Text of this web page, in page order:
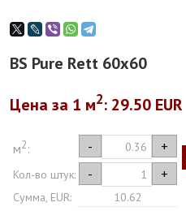
BS Pure Rett 60x60
Цена за 1 м2: 29.50 EUR
м2: - +
Кол-во штук: - +
Сумма, EUR: 10.62